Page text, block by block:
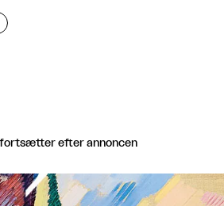
efter annoncen